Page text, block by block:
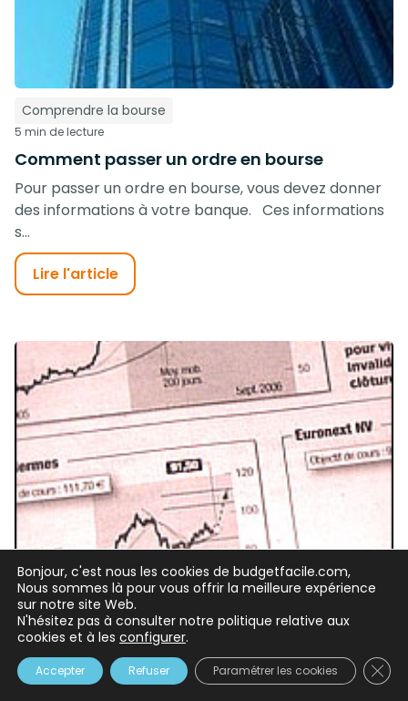
Comprendre la bourse
5 min de lecture
Comment passer un ordre en bourse
Pour passer un ordre en bourse, vous devez donner
des informations à votre banque. Ces informations
s...
Lire l'article
Comprendre la bourse
5 min de lecture
Comment choisir les valeurs sur lesquelles
Bonjour, c'est nous les cookies de budgetfacile.com,
Nous sommes là pour vous offrir la meilleure expérience
sur notre site Web.
N'hésitez pas à consulter notre politique relative aux
cookies et à les configurer.
Accepter Refuser Paramétrer les cookies